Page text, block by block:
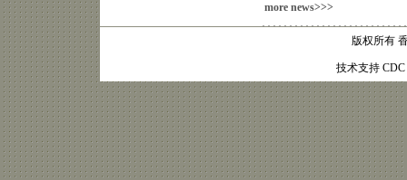
more news>>>
版权所有
技术支持 CDC